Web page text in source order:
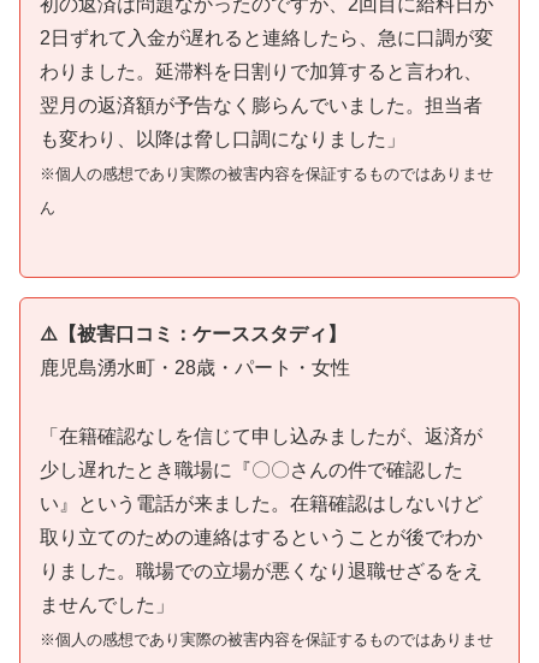
2日ずれて入金が遅れると連絡したら、急に口調が変
わりました。延滞料を日割りで加算すると言われ、
翌月の返済額が予告なく膨らんでいました。担当者
も変わり、以降は脅し口調になりました」
※個人の感想であり実際の被害内容を保証するものではありませ
ん
⚠️【被害口コミ：ケーススタディ】
鹿児島湧水町・28歳・パート・女性
「在籍確認なしを信じて申し込みましたが、返済が
少し遅れたとき職場に『〇〇さんの件で確認した
い』という電話が来ました。在籍確認はしないけど
取り立てのための連絡はするということが後でわか
りました。職場での立場が悪くなり退職せざるをえ
ませんでした」
※個人の感想であり実際の被害内容を保証するものではありませ